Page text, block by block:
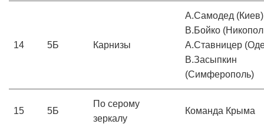
14 5Б Карнизы
А.Самодед
В.Бойко
А.Ставницер
В.Засыпкин
(Симферополь)
15 5Б
По серому
зеркалу
Команда Крыма